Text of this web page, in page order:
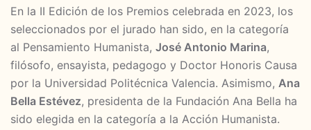
En la II Edición de los Premios celebrada en 2023, los
seleccionados por el jurado han sido, en la categoría
al Pensamiento Humanista, José Antonio Marina,
filósofo, ensayista, pedagogo y Doctor Honoris Causa
por la Universidad Politécnica Valencia. Asimismo, Ana
Bella Estévez, presidenta de la Fundación Ana Bella ha
sido elegida en la categoría a la Acción Humanista.